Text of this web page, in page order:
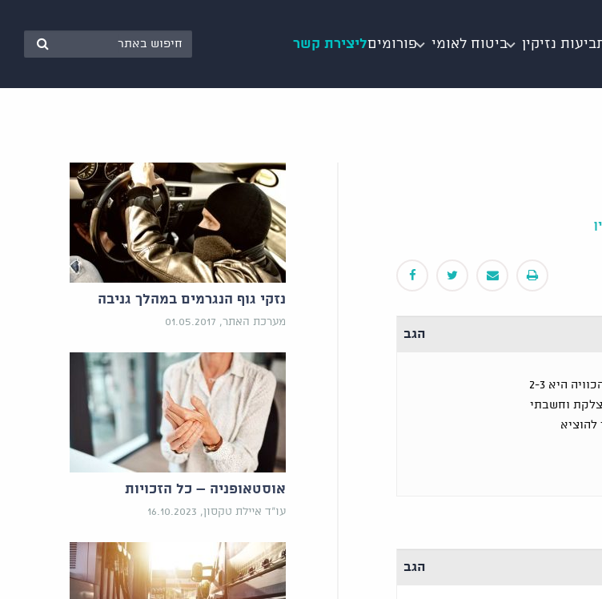
נזיקין ביטוח לאומי פורומיםליצירת קשר
הגב
נכוותי מחומצה במהלך שירותי הצבאי והדרגה של הכוויה היא 2-3
צלקת וחשבתי
הגב
נזקי גוף הנגרמים במהלך גניבה
מערכת האתר, 01.05.2017
אוסטאופניה – כל הזכויות
עו"ד איילת טקסון, 16.10.2023